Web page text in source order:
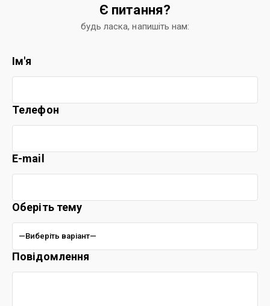
Є питання?
будь ласка, напишіть нам:
Ім'я
Телефон
E-mail
Оберіть тему
Повідомлення